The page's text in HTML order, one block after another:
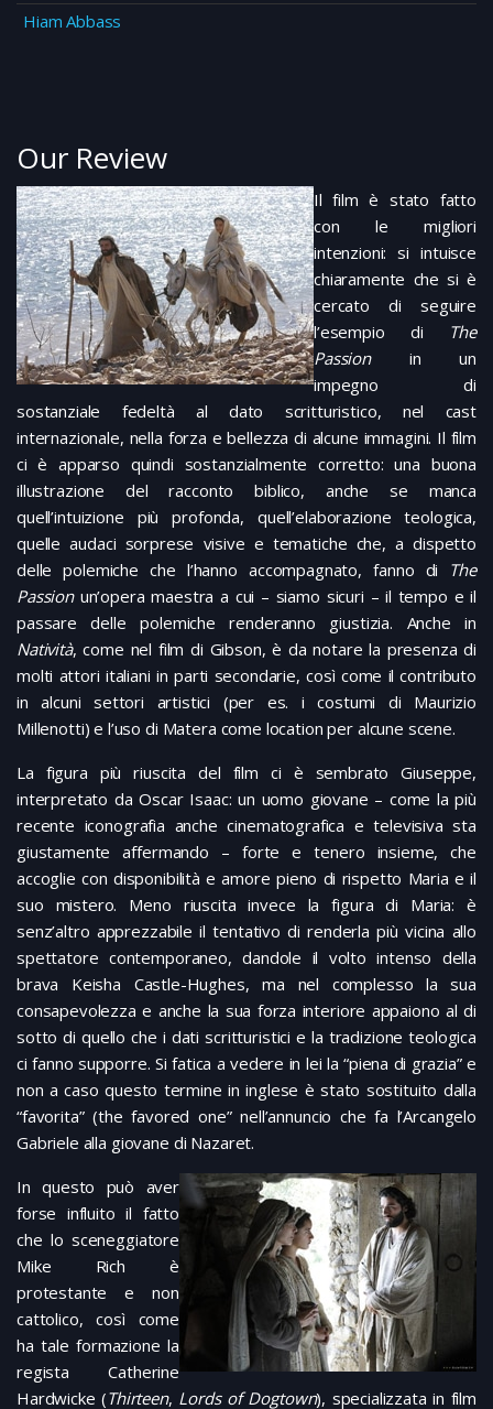
Hiam Abbass
Our Review
Il film è stato fatto
con le migliori
intenzioni: si intuisce
chiaramente che si è
cercato di seguire
l’esempio di The
Passion in un
impegno di
sostanziale fedeltà al dato scritturistico, nel cast
internazionale, nella forza e bellezza di alcune immagini. Il film
ci è apparso quindi sostanzialmente corretto: una buona
illustrazione del racconto biblico, anche se manca
quell’intuizione più profonda, quell’elaborazione teologica,
quelle audaci sorprese visive e tematiche che, a dispetto
delle polemiche che l’hanno accompagnato, fanno di The
Passionun’opera maestra a cui – siamo sicuri – il tempo e il
passare delle polemiche renderanno giustizia. Anche in
Natività, come nel film di Gibson, è da notare la presenza di
molti attori italiani in parti secondarie, così come il contributo
in alcuni settori artistici (per es. i costumi di Maurizio
Millenotti) e l’uso di Matera come location per alcune scene.
La figura più riuscita del film ci è sembrato Giuseppe,
interpretato da Oscar Isaac: un uomo giovane – come la più
recente iconografia anche cinematografica e televisiva sta
giustamente affermando – forte e tenero insieme, che
accoglie con disponibilità e amore pieno di rispetto Maria e il
suo mistero. Meno riuscita invece la figura di Maria: è
senz’altro apprezzabile il tentativo di renderla più vicina allo
spettatore contemporaneo, dandole il volto intenso della
brava Keisha Castle-Hughes, ma nel complesso la sua
consapevolezza e anche la sua forza interiore appaiono al di
sotto di quello che i dati scritturistici e la tradizione teologica
ci fanno supporre. Si fatica a vedere in lei la “piena di grazia” e
non a caso questo termine in inglese è stato sostituito dalla
“favorita” (the favored one” nell’annuncio che fa l’Arcangelo
Gabriele alla giovane di Nazaret.
In questo può aver
forse influito il fatto
che lo sceneggiatore
Mike Rich è
protestante e non
cattolico, così come
ha tale formazione la
regista Catherine
Hardwicke (Thirteen, Lords of Dogtown), specializzata in film